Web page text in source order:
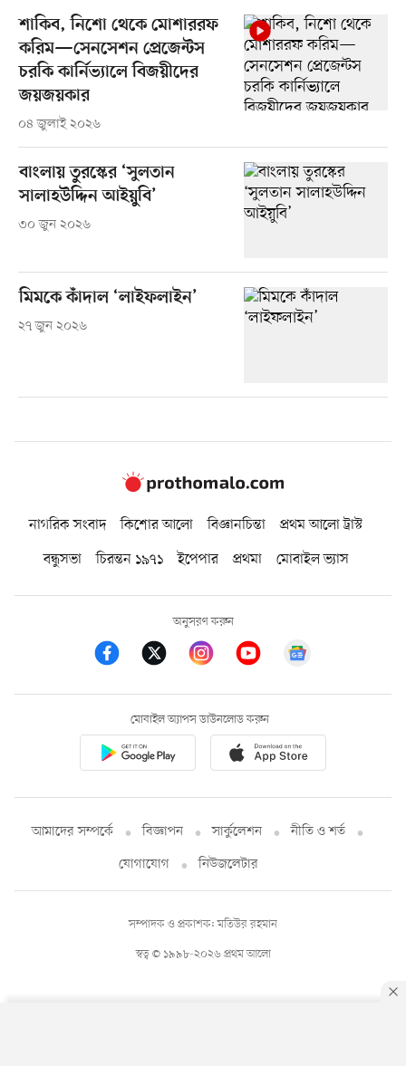
শাকিব, নিশো থেকে মোশাররফ
করিম—সেনসেশন প্রেজেন্টস
চরকি কার্নিভ্যালে বিজয়ীদের
জয়জয়কার
০৪ জুলাই ২০২৬
বাংলায় তুরস্কের ‘সুলতান
সালাহউদ্দিন আইয়ুবি’
৩০ জুন ২০২৬
মিমকে কাঁদাল ‘লাইফলাইন’
২৭ জুন ২০২৬
নাগরিক সংবাদ কিশোর আলো বিজ্ঞানচিন্তা
প্রথম আলো ট্রাস্ট
বন্ধুসভা
চিরন্তন ১৯৭১ ইপেপার প্রথমা মোবাইল ভ্যাস
অনুসরণ করুন
মোবাইল অ্যাপস ডাউনলোড করুন
আমাদের সম্পর্কে বিজ্ঞাপন সার্কুলেশন
নীতি ও শর্ত
যোগাযোগ
নিউজলেটার
স্বত্ব © ১৯৯৮-২০২৬ প্রথম আলো
সম্পাদক ও প্রকাশক: মতিউর রহমান